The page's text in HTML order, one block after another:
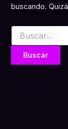
buscando.